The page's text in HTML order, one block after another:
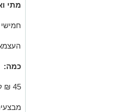
מתי
חמישי
העצמאות 79 ב"ש. בין
כמה:
45 ₪ למבוגר/ ילד תושב ב"ש, 59 ₪ למבוגר/ ילד תושבי חוץ